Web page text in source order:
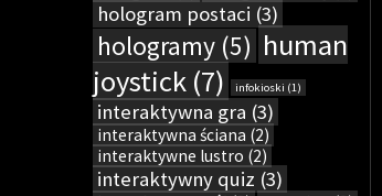
hologram postaci (3)
hologramy(5) human
joystick(7) infokioski (1)
interaktywna gra (3)
interaktywna ściana (2)
interaktywne lustro (2)
interaktywny quiz (3)